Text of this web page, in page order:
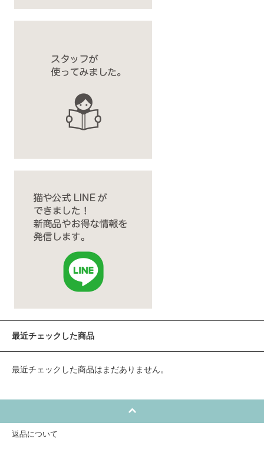
最近チェックした商品
最近チェックした商品はまだありません。
返品について